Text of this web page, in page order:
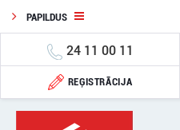
PAPILDUS
24 11 00 11
REĢISTRĀCIJA